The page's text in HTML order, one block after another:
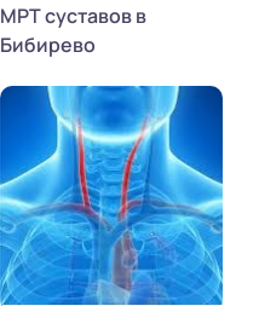
МРТ суставов в
Бибирево